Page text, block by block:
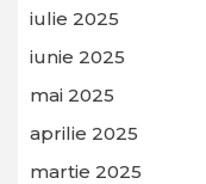
iulie 2025
iunie 2025
mai 2025
aprilie 2025
martie 2025